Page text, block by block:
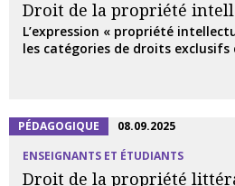
Droit de la propriété
L’expression « propriété
les catégories de droits exclusifs
PÉDAGOGIQUE
08.09.2025
ENSEIGNANTS ET ÉTUDIANTS
Droit de la propriété